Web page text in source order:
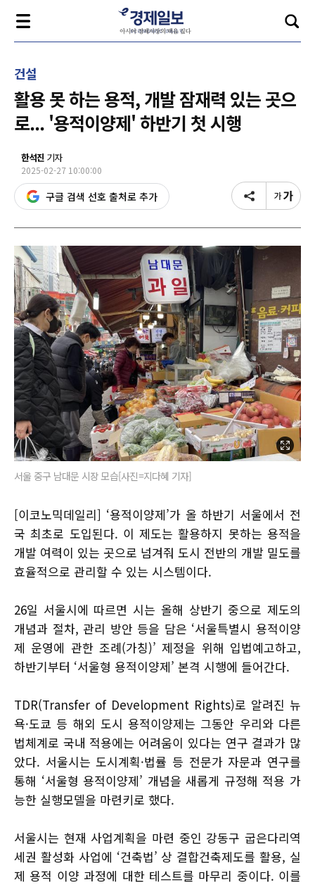
건설
활용 못 하는 용적, 개발 잠재력 있는 곳으
로... '용적이양제' 하반기 첫 시행
한석진 기자
2025-02-27 10:00:00
구글 검색 선호 출처로 추가
서울 중구 남대문 시장 모습[사진=지다혜 기자]
[이코노믹데일리] ‘용적이양제’가 올 하반기 서울에서 전
국 최초로 도입된다. 이 제도는 활용하지 못하는 용적을
개발 여력이 있는 곳으로 넘겨줘 도시 전반의 개발 밀도를
효율적으로 관리할 수 있는 시스템이다.
26일 서울시에 따르면 시는 올해 상반기 중으로 제도의
개념과 절차, 관리 방안 등을 담은 ‘서울특별시 용적이양
제 운영에 관한 조례(가칭)’ 제정을 위해 입법예고하고,
하반기부터 ‘서울형 용적이양제’ 본격 시행에 들어간다.
TDR(Transfer of Development Rights)로 알려진 뉴
욕·도쿄 등 해외 도시 용적이양제는 그동안 우리와 다른
법체계로 국내 적용에는 어려움이 있다는 연구 결과가 많
았다. 서울시는 도시계획·법률 등 전문가 자문과 연구를
통해 ‘서울형 용적이양제’ 개념을 새롭게 규정해 적용 가
능한 실행모델을 마련키로 했다.
서울시는 현재 사업계획을 마련 중인 강동구 굽은다리역
세권 활성화 사업에 ‘건축법’ 상 결합건축제도를 활용, 실
제 용적 이양 과정에 대한 테스트를 마무리 중이다. 이를